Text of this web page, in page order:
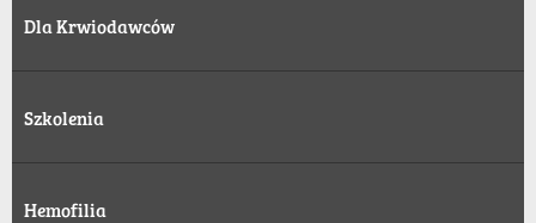
Dla Krwiodawców
Szkolenia
Hemofilia